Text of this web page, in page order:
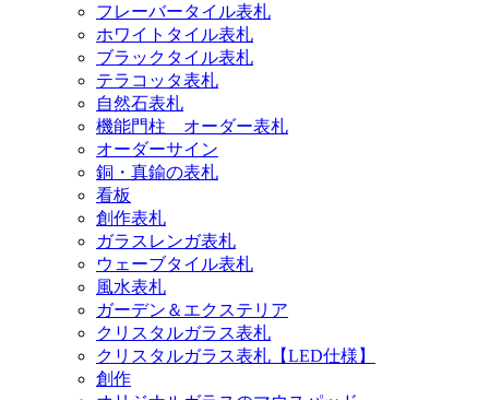
フレーバータイル表札
ホワイトタイル表札
ブラックタイル表札
テラコッタ表札
自然石表札
機能門柱 オーダー表札
オーダーサイン
銅・真鍮の表札
看板
創作表札
ガラスレンガ表札
ウェーブタイル表札
風水表札
ガーデン＆エクステリア
クリスタルガラス表札
クリスタルガラス表札【LED仕様】
創作